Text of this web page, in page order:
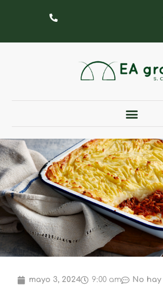
mayo 3, 2024 9:00 am No